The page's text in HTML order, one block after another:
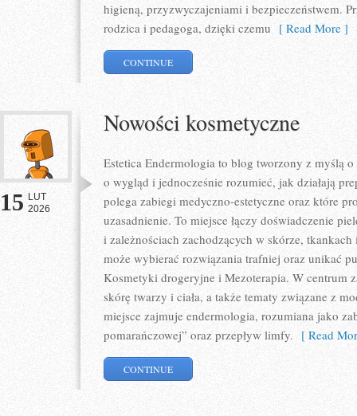
higieną, przyzwyczajeniami i bezpieczeństwem.
rodzica i pedagoga, dzięki czemu [ Read More ]
CONTINUE
15 LUT
2026
Nowości kosmetyczne
Estetica Endermologia to blog tworzony z myślą
o wygląd i jednocześnie rozumieć, jak działają
polega zabiegi medyczno-estetyczne oraz które
uzasadnienie. To miejsce łączy doświadczenie
i zależnościach zachodzących w skórze,
może wybierać rozwiązania trafniej oraz unikać
Kosmetyki drogeryjne i Mezoterapia. W centrum
skórę twarzy i ciała, a także tematy związane z
miejsce zajmuje endermologia, rozumiana jako
pomarańczowej” oraz przepływ limfy. [ Read
CONTINUE